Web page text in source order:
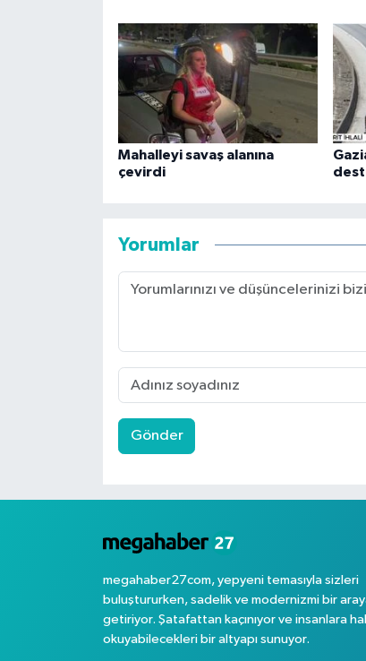
Mahalleyi savaş alanına
çevirdi
Yorumlar
Gönder
megahaber27com, yepyeni temasıyla sizleri
buluştururken, sadelik ve modernizmi bir
getiriyor. Şatafattan kaçınıyor ve insanlara
okuyabilecekleri bir altyapı sunuyor.